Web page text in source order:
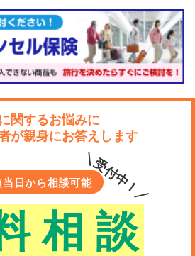
関するお悩みに
が親身にお答えします
当日から相談可能
相 談
＼受付中！／